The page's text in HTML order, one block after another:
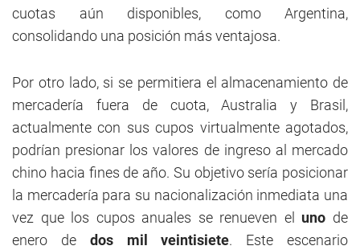
cuotas aún disponibles, como Argentina,
consolidando una posición más ventajosa.
Por otro lado, si se permitiera el almacenamiento de
mercadería fuera de cuota, Australia y Brasil,
actualmente con sus cupos virtualmente agotados,
podrían presionar los valores de ingreso al mercado
chino hacia fines de año. Su objetivo sería posicionar
la mercadería para su nacionalización inmediata una
vez que los cupos anuales se renueven el uno de
enero de dos mil veintisiete. Este escenario